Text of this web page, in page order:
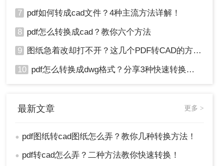
4、如果需要设置一些转换条件，比如说输出的格式、对页码
有要求、生成方式以及CAD版本，那么可以在转换之前设置一
下。
7 pdf如何转成cad文件？4种主流方法详解！
8 pdf怎么转换成cad？教你六个方法
9 图纸急着改却打不开？这几个PDF转CAD的方法真管用！
10 pdf怎么转换成dwg格式？分享3种快速转换方法！
最新文章 更多 >
● pdf图纸转cad图纸怎么弄？教你几种转换方法！
● pdf转cad怎么弄？二种方法教你快速转换！